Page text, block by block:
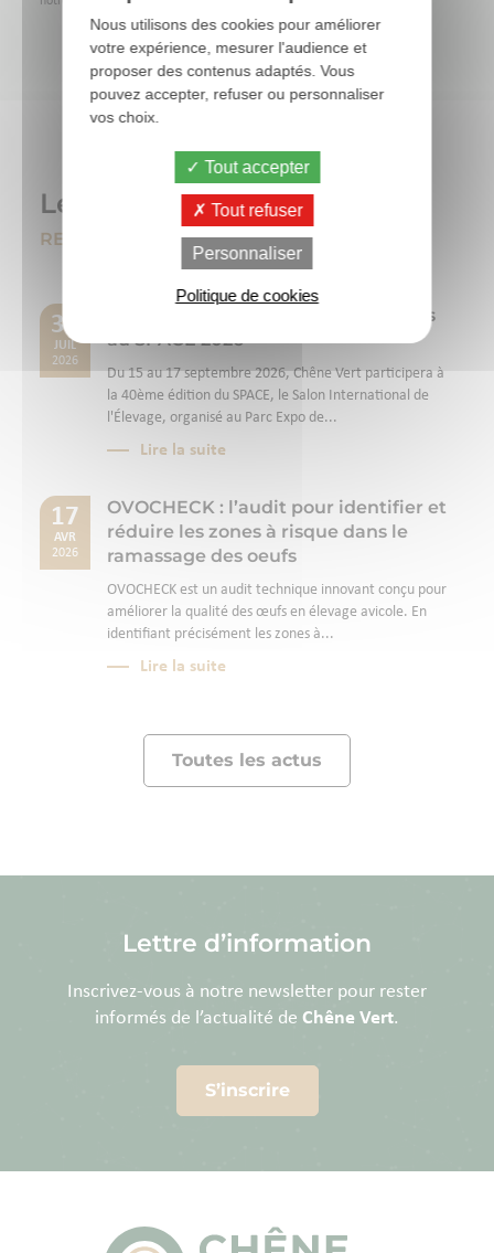
Les actualités
RESTEZ CONNECTÉS
30
JUIL
2026
Chêne Vert vous donne rendez-vous
au SPACE 2026
Du 15 au 17 septembre 2026, Chêne Vert participera à
la 40ème édition du SPACE, le Salon International de
l'Élevage, organisé au Parc Expo de...
Lire la suite
17
AVR
2026
OVOCHECK : l’audit pour identifier et
réduire les zones à risque dans le
ramassage des oeufs
OVOCHECK est un audit technique innovant conçu pour
améliorer la qualité des œufs en élevage avicole. En
identifiant précisément les zones à...
Lire la suite
Toutes les actus
Lettre d’information
Inscrivez-vous à notre newsletter pour rester
informés de l’actualité de Chêne Vert.
S’inscrire
Nous utilisons des cookies pour améliorer
votre expérience, mesurer l'audience et
proposer des contenus adaptés. Vous
pouvez accepter, refuser ou personnaliser
vos choix.
Tout accepter
Tout refuser
Personnaliser
Politique de cookies